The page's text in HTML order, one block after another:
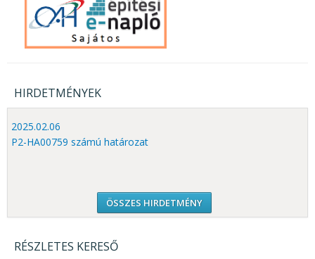
HIRDETMÉNYEK
2025.02.06
P2-HA00759 számú határozat
ÖSSZES HIRDETMÉNY
RÉSZLETES KERESŐ